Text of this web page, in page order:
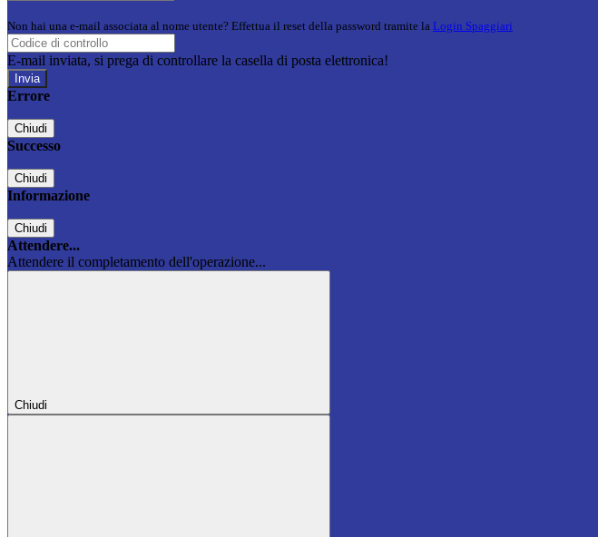
Non hai una e-mail associata al nome utente? Effettua il reset della password tramite la Login Spaggiari
E-mail inviata, si prega di controllare la casella di posta elettronica!
Errore
Chiudi
Successo
Chiudi
Informazione
Chiudi
Attendere...
Attendere il completamento dell'operazione...
Chiudi